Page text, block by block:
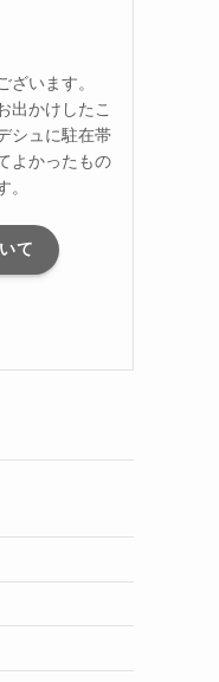
ざいます。
出かけしたこ
シュに駐在帯
よかったもの
。
て